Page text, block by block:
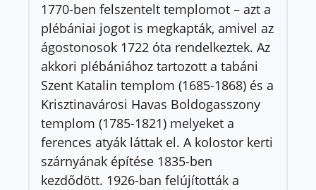
1770-ben felszentelt templomot – azt a
plébániai jogot is megkapták, amivel az
ágostonosok 1722 óta rendelkeztek. Az
akkori plébániához tartozott a tabáni
Szent Katalin templom (1685-1868) és a
Krisztinavárosi Havas Boldogasszony
templom (1785-1821) melyeket a
ferences atyák láttak el. A kolostor kerti
szárnyának építése 1835-ben
kezdődött. 1926-ban felújították a